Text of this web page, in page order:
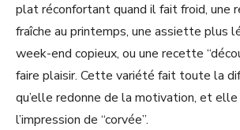
plat réconfortant quand il fait froid, une
fraîche au printemps, une assiette plus
week-end copieux, ou une recette
faire plaisir. Cette variété fait toute la
qu’elle redonne de la motivation, et
l’impression de “corvée”.